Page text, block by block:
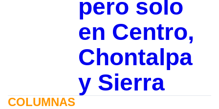
pero solo
en Centro,
Chontalpa
y Sierra
COLUMNAS